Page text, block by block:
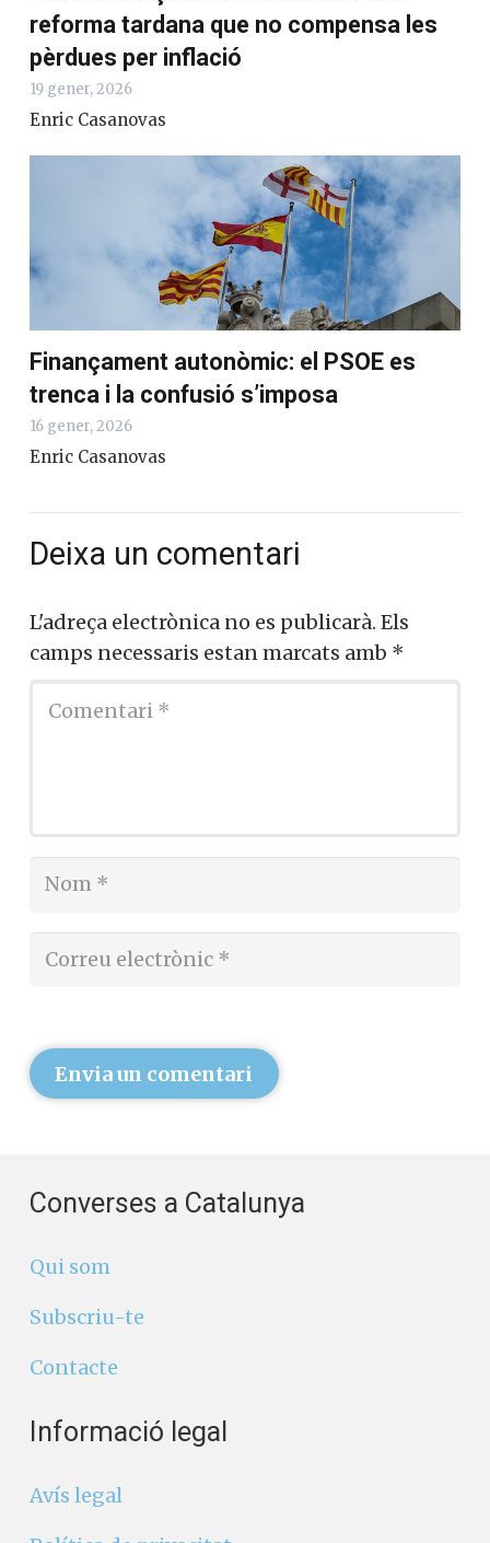
reforma tardana que no compensa les
pèrdues per inflació
19 gener, 2026
Enric Casanovas
Finançament autonòmic: el PSOE es
trenca i la confusió s’imposa
16 gener, 2026
Enric Casanovas
Deixa un comentari
L'adreça electrònica no es publicarà. Els
camps necessaris estan marcats amb *
Envia un comentari
Converses a Catalunya
Qui som
Subscriu-te
Contacte
Informació legal
Avís legal